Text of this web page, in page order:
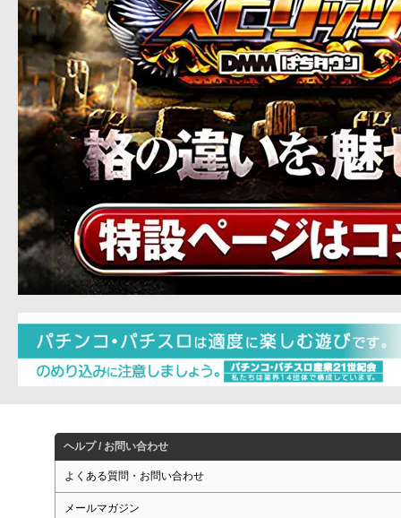
ヘルプ / お問い合わせ
よくある質問・お問い合わせ
メールマガジン